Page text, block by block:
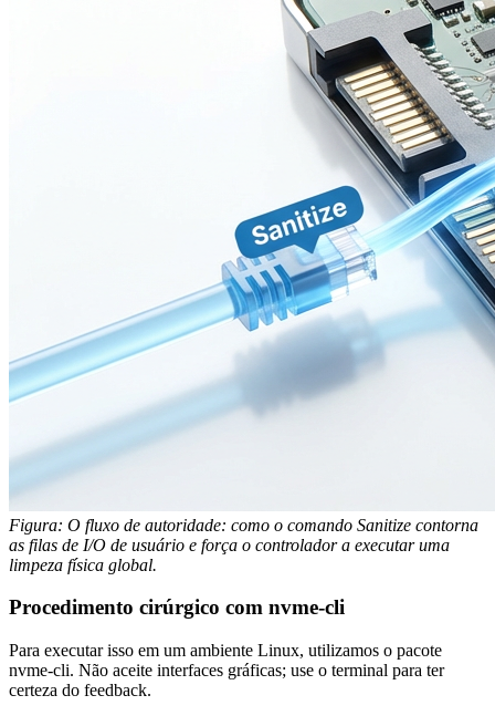
Figura: O fluxo de autoridade: como o comando Sanitize contorna
as filas de I/O de usuário e força o controlador a executar uma
limpeza física global.
Procedimento cirúrgico com nvme-cli
Para executar isso em um ambiente Linux, utilizamos o pacote
nvme-cli. Não aceite interfaces gráficas; use o terminal para ter
certeza do feedback.